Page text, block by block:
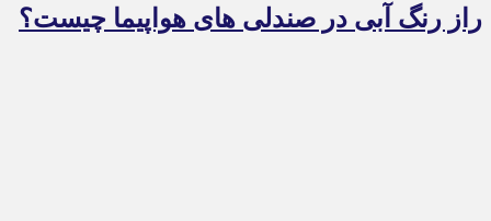
راز رنگ آبی در صندلی های هواپیما چیست؟